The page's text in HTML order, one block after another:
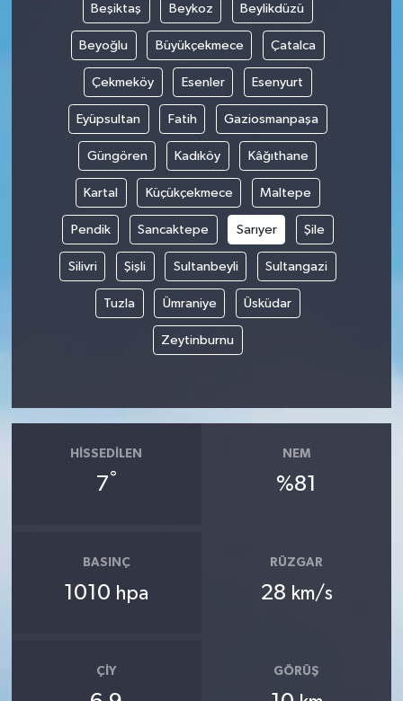
Beşiktaş Beykoz Beylikdüzü
Beyoğlu Büyükçekmece Çatalca
Çekmeköy Esenler Esenyurt
Eyüpsultan Fatih Gaziosmanpaşa
Güngören Kadıköy Kâğıthane
Kartal Küçükçekmece Maltepe
Pendik Sancaktepe Sarıyer Şile
Silivri Şişli Sultanbeyli Sultangazi
Tuzla Ümraniye Üsküdar
Zeytinburnu
HISSEDILEN
7°
NEM
%81
BASINÇ
1010 hpa
RÜZGAR
28 km/s
ÇIY GÖRÜŞ